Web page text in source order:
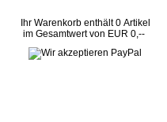
Ihr Warenkorb enthält 0 Artikel
im Gesamtwert von EUR 0,--